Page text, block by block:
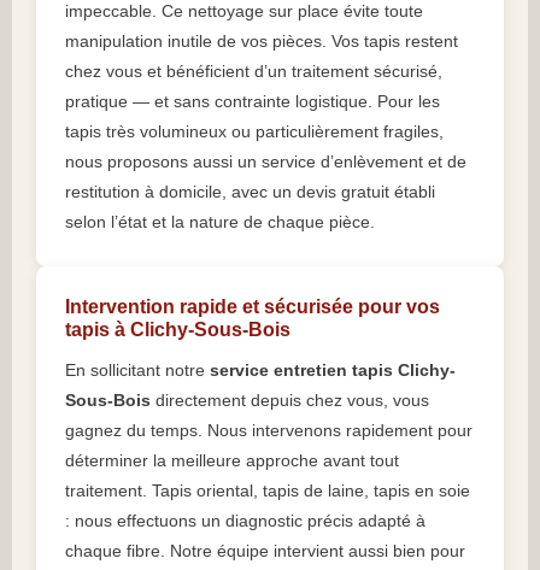
impeccable. Ce nettoyage sur place évite toute
manipulation inutile de vos pièces. Vos tapis restent
chez vous et bénéficient d’un traitement sécurisé,
pratique — et sans contrainte logistique. Pour les
tapis très volumineux ou particulièrement fragiles,
nous proposons aussi un service d’enlèvement et de
restitution à domicile, avec un devis gratuit établi
selon l’état et la nature de chaque pièce.
Intervention rapide et sécurisée pour vos
tapis à Clichy-Sous-Bois
En sollicitant notre service entretien tapis Clichy-
Sous-Bois directement depuis chez vous, vous
gagnez du temps. Nous intervenons rapidement pour
déterminer la meilleure approche avant tout
traitement. Tapis oriental, tapis de laine, tapis en soie
: nous effectuons un diagnostic précis adapté à
chaque fibre. Notre équipe intervient aussi bien pour